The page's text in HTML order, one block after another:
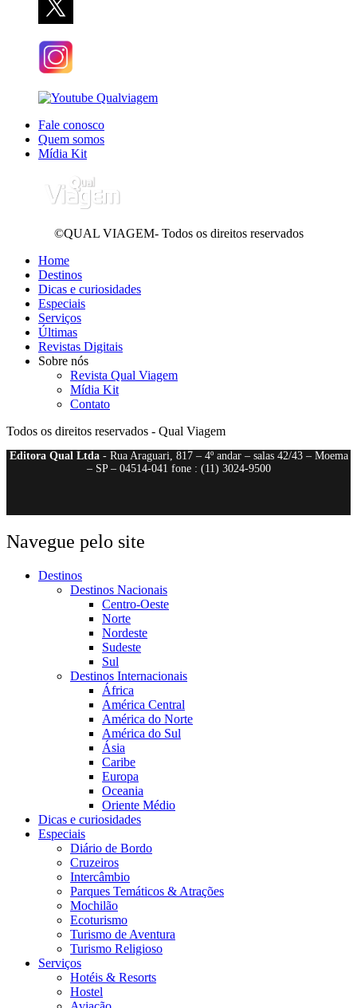
Fale conosco
Quem somos
Mídia Kit
©QUAL VIAGEM- Todos os direitos reservados
Home
Destinos
Dicas e curiosidades
Especiais
Serviços
Últimas
Revistas Digitais
Sobre nós
Revista Qual Viagem
Mídia Kit
Contato
Todos os direitos reservados - Qual Viagem
Editora Qual Ltda- Rua Araguari, 817 – 4º andar – salas 42/43 – Moema
– SP – 04514-041 fone : (11) 3024-9500
Navegue pelo site
Destinos
Destinos Nacionais
Centro-Oeste
Norte
Nordeste
Sudeste
Sul
Destinos Internacionais
África
América Central
América do Norte
América do Sul
Ásia
Caribe
Europa
Oceania
Oriente Médio
Dicas e curiosidades
Especiais
Diário de Bordo
Cruzeiros
Intercâmbio
Parques Temáticos & Atrações
Mochilão
Ecoturismo
Turismo de Aventura
Turismo Religioso
Serviços
Hotéis & Resorts
Hostel